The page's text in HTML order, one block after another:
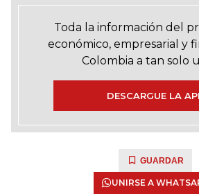
Toda la información del
económico, empresarial y
Colombia a tan solo
DESCARGUE LA
GUARDAR
UNIRSE A